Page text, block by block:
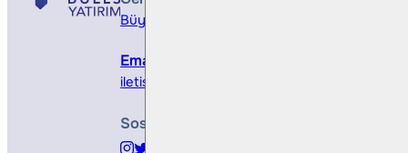
Büyükdere Cad. No 173, 1. Levent Plaza, B
Email
iletisim@bullsyatirim.com
Sosyal Medya